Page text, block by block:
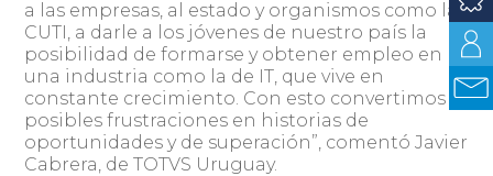
a las empresas, al estado y organismos como la
CUTI, a darle a los jóvenes de nuestro país la
posibilidad de formarse y obtener empleo en
una industria como la de IT, que vive en
constante crecimiento. Con esto convertimos
posibles frustraciones en historias de
oportunidades y de superación”, comentó Javier
Cabrera, de TOTVS Uruguay.